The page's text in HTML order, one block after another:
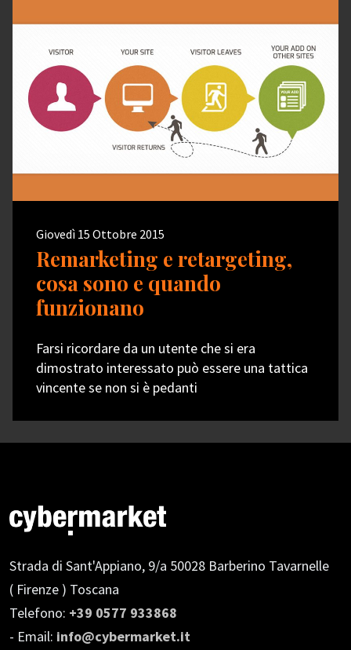
Giovedì 15 Ottobre 2015
Remarketing e retargeting,
cosa sono e quando
funzionano
Farsi ricordare da un utente che si era
dimostrato interessato può essere una tattica
vincente se non si è pedanti
Strada di Sant'Appiano, 9/a 50028 Barberino Tavarnelle
( Firenze ) Toscana
Telefono: +39 0577 933868
- Email: info@cybermarket.it